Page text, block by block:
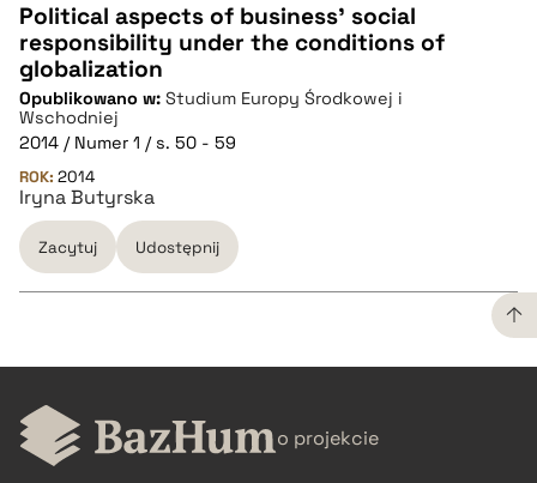
CZYSTY TEKST
pobierz cytat
BIBTEX
pobierz cytat
Political aspects of business’ social
responsibility under the conditions of
globalization
Opublikowano w: Studium Europy Środkowej i
Wschodniej
2014 / Numer 1 / s. 50 - 59
ROK: 2014
Iryna Butyrska
Zacytuj Udostępnij
CZYSTY TEKST
pobierz cytat o projekcie